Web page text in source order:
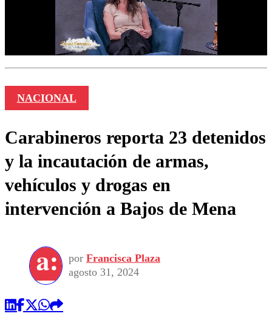
NACIONAL
Carabineros reporta 23 detenidos
y la incautación de armas,
vehículos y drogas en
intervención a Bajos de Mena
por Francisca Plaza
agosto 31, 2024